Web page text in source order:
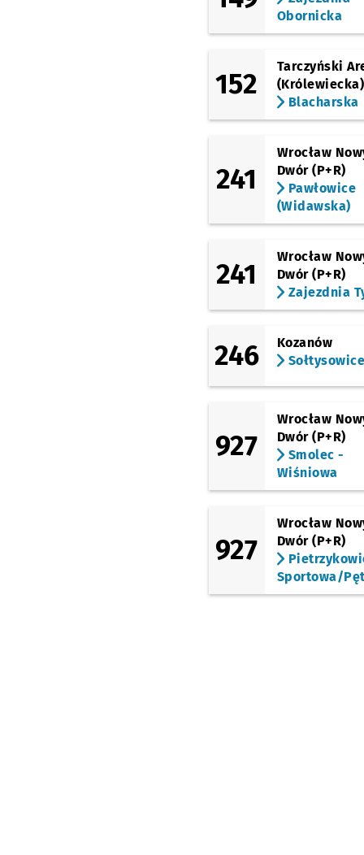
Obornicka
152
Tarczyński
(Królewiecka)
Blacharska
241
Wrocław
Dwór (P+R)
Pawłowice
(Widawska)
241
Wrocław
Dwór (P+R)
Zajezdnia
246
Kozanów
Sołtysowice
927
Wrocław
Dwór (P+R)
Smolec -
Wiśniowa
927
Wrocław
Dwór (P+R)
Sportowa/